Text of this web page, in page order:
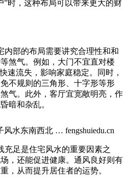
”时，这种布局可以带来更大的财
内部的布局需要讲究合理性和和
煞气。例如，大门不宜直对楼
速流失，影响家庭稳定。同时，
不规则的三角形、十字形等形
气。此外，客厅宜宽敞明亮，作
暗和杂乱。
充足是住宅风水的重要因素之
，还能促进健康。通风良好则有
，从而提升居住者的运势。